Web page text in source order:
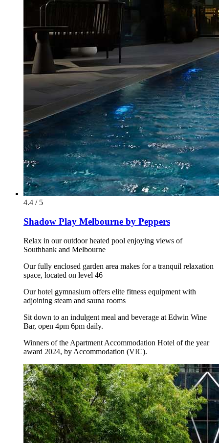
4.4 / 5
Shadow Play Melbourne by Peppers
Relax in our outdoor heated pool enjoying views of
Southbank and Melbourne
Our fully enclosed garden area makes for a tranquil relaxation
space, located on level 46
Our hotel gymnasium offers elite fitness equipment with
adjoining steam and sauna rooms
Sit down to an indulgent meal and beverage at Edwin Wine
Bar, open 4pm 6pm daily.
Winners of the Apartment Accommodation Hotel of the year
award 2024, by Accommodation (VIC).